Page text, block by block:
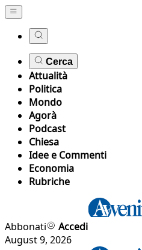
Cerca
Attualità
Politica
Mondo
Agorà
Podcast
Chiesa
Idee e Commenti
Economia
Rubriche
Abbonati
Accedi
August 9, 2026